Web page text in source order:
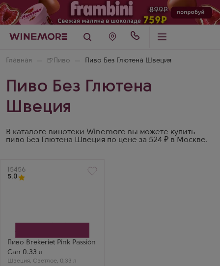
Главная 🍺 Пиво Пиво Без Глютена Швеция
Пиво Без Глютена
Швеция
В каталоге винотеки Winemore вы можете купить
пиво Без Глютена Швеция по цене за 524 ₽ в Москве.
Артикул
15456
5.0
Пиво Brekeriet Pink Passion
Can 0.33 л
Швеция, Светлое, 0,33 л